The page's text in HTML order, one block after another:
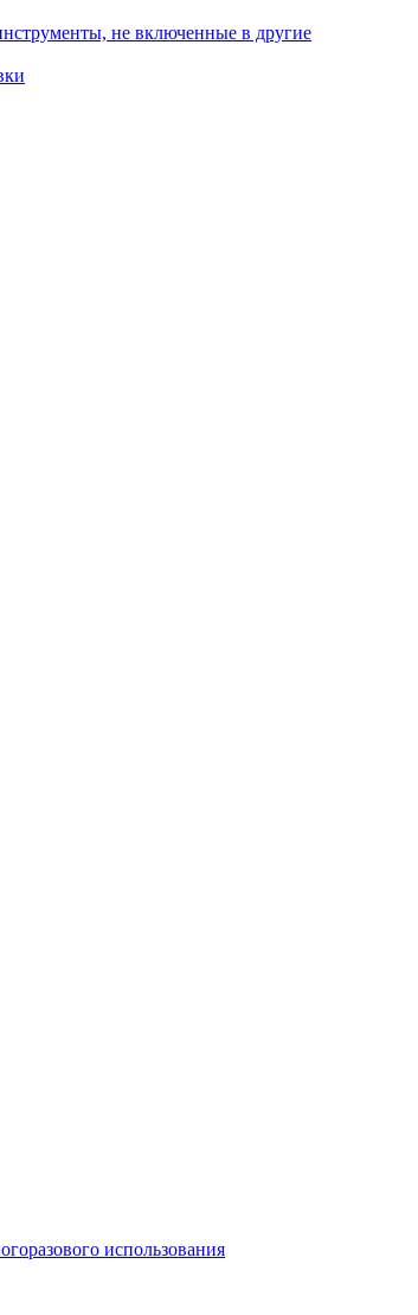
не включенные в другие
использования